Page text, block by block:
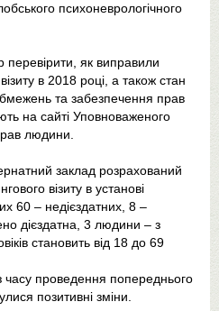
психоневрологічного
як виправили
в 2018 році, а також стан
та забезпечення прав
на сайті Уповноваженого
людини.
заклад розрахований
візиту в установі
60 – недієздатних, 8 –
дієздатна, 3 людини – з
становить від 18 до 69
часу проведення попереднього
позитивні зміни.